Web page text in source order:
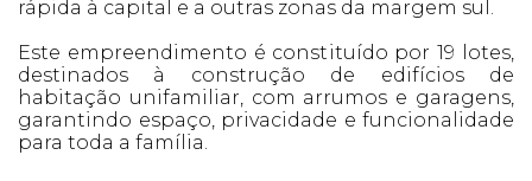
rápida à capital e a outras zonas da margem sul.
Este empreendimento é constituído por 19 lotes,
destinados à construção de edifícios de
habitação unifamiliar, com arrumos e garagens,
garantindo espaço, privacidade e funcionalidade
para toda a família.